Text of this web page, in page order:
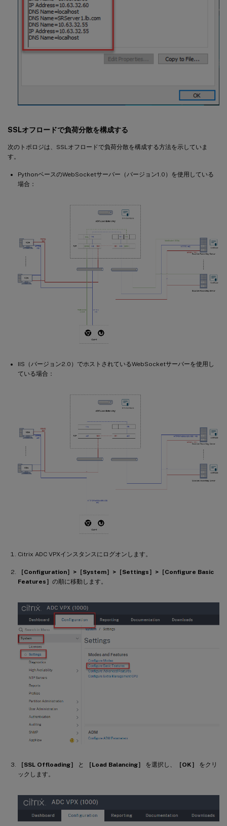
SSLオフロードで負荷分散を構成する
次のトポロジは、SSLオフロードで負荷分散を構成する方法を示していま
す。
PythonベースのWebSocketサーバー（バージョン1.0）を使用している
場合：
IIS（バージョン2.0）でホストされているWebSocketサーバーを使用し
ている場合：
Citrix ADC VPXインスタンスにログオンします。
［Configuration］>［System］>［Settings］>［Configure Basic
Features］ の順に移動します。
［SSL Offloading］ と ［Load Balancing］ を選択し、 ［OK］
をクリ
ックします。